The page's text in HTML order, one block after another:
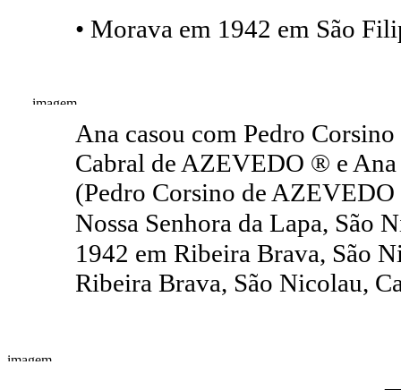
• Morava em 1942 em São
Ana casou com Pedro
Cabral de AZEVEDO ® e
(Pedro Corsino de
Nossa Senhora da Lapa, São
1942 em Ribeira Brava, São
Ribeira Brava, São Nicolau,